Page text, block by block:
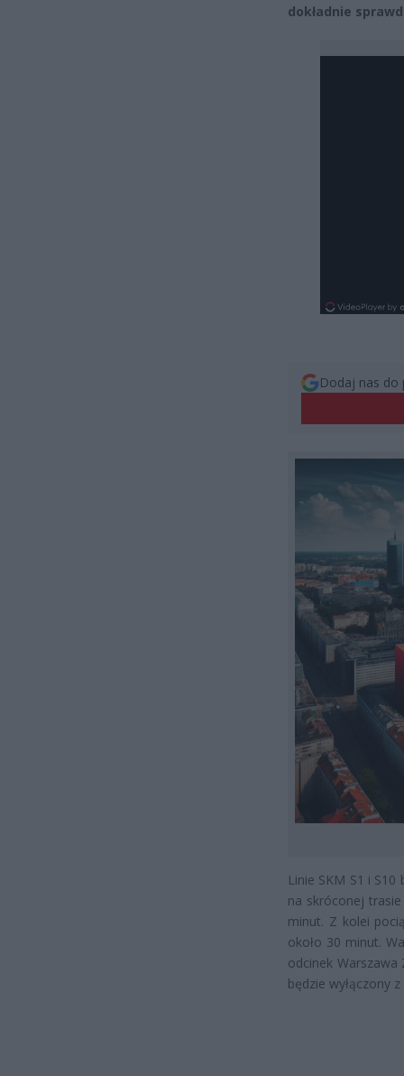
dokładnie
Dodaj nas do
Linie SKM S1 i
na skróconej
minut. Z kolei
około 30 minut.
odcinek
będzie wyłączony